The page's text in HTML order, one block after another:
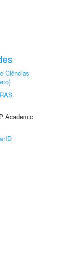
Ciências
Academic